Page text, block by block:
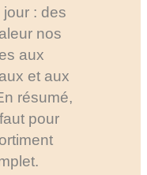
: des
nos
aux
et aux
résumé,
pour